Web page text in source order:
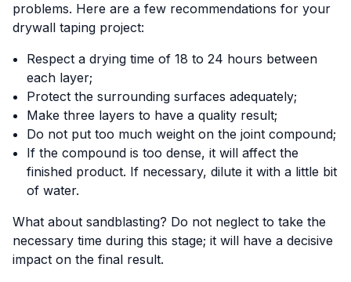
problems. Here are a few recommendations for your
drywall taping project:
Respect a drying time of 18 to 24 hours between
each layer;
Protect the surrounding surfaces adequately;
Make three layers to have a quality result;
Do not put too much weight on the joint compound;
If the compound is too dense, it will affect the
finished product. If necessary, dilute it with a little bit
of water.
What about sandblasting? Do not neglect to take the
necessary time during this stage; it will have a decisive
impact on the final result.